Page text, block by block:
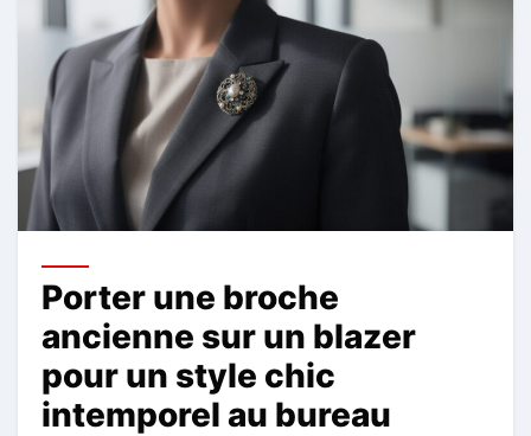
Porter une broche
ancienne sur un blazer
pour un style chic
intemporel au bureau